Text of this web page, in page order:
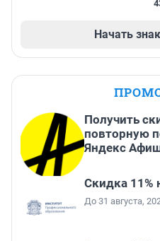
Начать
Получить
повторную
Яндекс
Скидка 11%
До 31 августа,